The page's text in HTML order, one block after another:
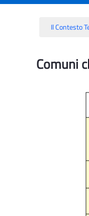
Il Contesto
Rischio
Comuni